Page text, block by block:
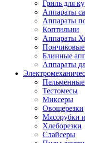
Гриль для
Аппараты
Аппараты
Коптильни
Аппараты
Блинные
Аппараты
Тестомесы
Миксеры
Овощерезки
Мясорубки
Хлеборезки
Слайсеры